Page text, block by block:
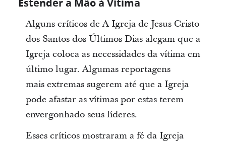
Alguns críticos de A Igreja de Jesus Cristo
dos Santos dos Últimos Dias alegam que a
Igreja coloca as necessidades da vítima em
último lugar. Algumas reportagens
mais extremas sugerem até que a Igreja
pode afastar as vítimas por estas terem
envergonhado seus líderes.
Esses críticos mostraram a fé da Igreja